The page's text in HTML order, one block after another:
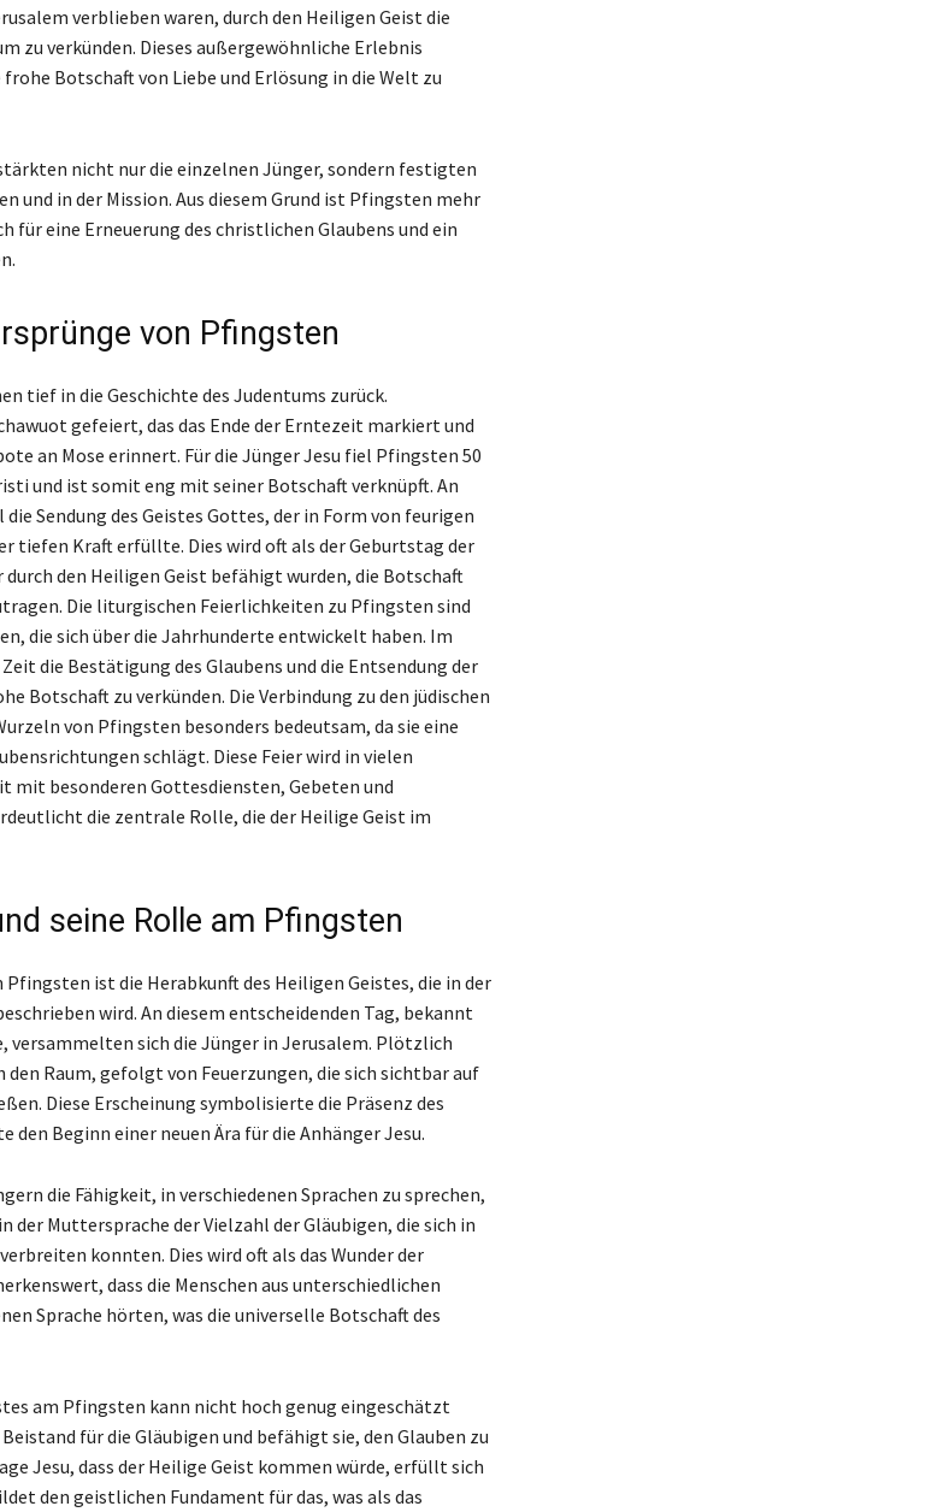
verblieben waren, durch den Heiligen Geist die
zu verkünden. Dieses außergewöhnliche Erlebnis
Botschaft von Liebe und Erlösung in die Welt zu
nicht nur die einzelnen Jünger, sondern festigten
und in der Mission. Aus diesem Grund ist Pfingsten mehr
für eine Erneuerung des christlichen Glaubens und ein
von Pfingsten
tief in die Geschichte des Judentums zurück.
gefeiert, das das Ende der Erntezeit markiert und
an Mose erinnert. Für die Jünger Jesu fiel Pfingsten 50
und ist somit eng mit seiner Botschaft verknüpft. An
Sendung des Geistes Gottes, der in Form von feurigen
tiefen Kraft erfüllte. Dies wird oft als der Geburtstag der
den Heiligen Geist befähigt wurden, die Botschaft
Die liturgischen Feierlichkeiten zu Pfingsten sind
die sich über die Jahrhunderte entwickelt haben. Im
die Bestätigung des Glaubens und die Entsendung der
Botschaft zu verkünden. Die Verbindung zu den jüdischen
von Pfingsten besonders bedeutsam, da sie eine
schlägt. Diese Feier wird in vielen
mit besonderen Gottesdiensten, Gebeten und
die zentrale Rolle, die der Heilige Geist im
seine Rolle am Pfingsten
ist die Herabkunft des Heiligen Geistes, die in der
wird. An diesem entscheidenden Tag, bekannt
versammelten sich die Jünger in Jerusalem. Plötzlich
Raum, gefolgt von Feuerzungen, die sich sichtbar auf
Diese Erscheinung symbolisierte die Präsenz des
den Beginn einer neuen Ära für die Anhänger Jesu.
die Fähigkeit, in verschiedenen Sprachen zu sprechen,
der Muttersprache der Vielzahl der Gläubigen, die sich in
konnten. Dies wird oft als das Wunder der
dass die Menschen aus unterschiedlichen
Sprache hörten, was die universelle Botschaft des
am Pfingsten kann nicht hoch genug eingeschätzt
für die Gläubigen und befähigt sie, den Glauben zu
Jesu, dass der Heilige Geist kommen würde, erfüllt sich
den geistlichen Fundament für das, was als das